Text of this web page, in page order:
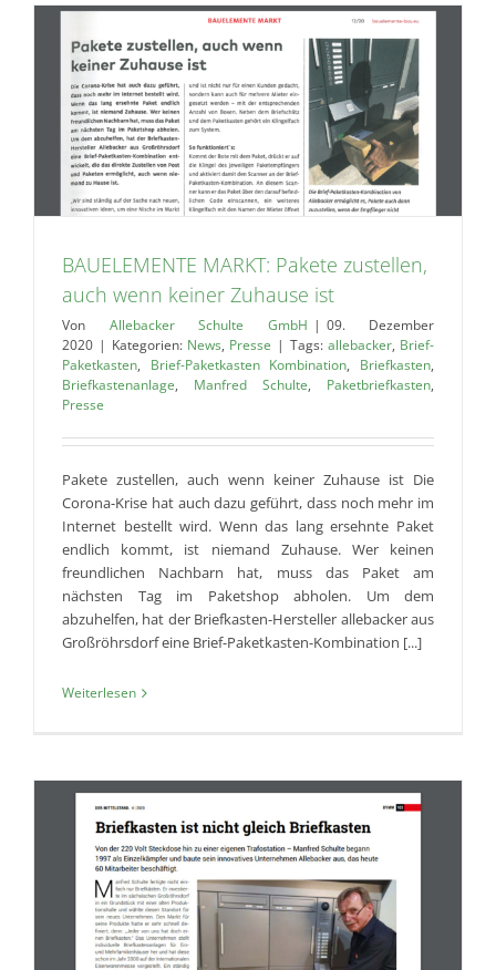
BAUELEMENTE MARKT: Pakete zustellen,
auch wenn keiner Zuhause ist
Von Allebacker Schulte GmbH | 09. Dezember
2020 | Kategorien: News, Presse | Tags: allebacker, Brief-
Paketkasten, Brief-Paketkasten Kombination, Briefkasten,
Briefkastenanlage, Manfred Schulte, Paketbriefkasten,
Presse
Pakete zustellen, auch wenn keiner Zuhause ist Die
Corona-Krise hat auch dazu geführt, dass noch mehr im
Internet bestellt wird. Wenn das lang ersehnte Paket
endlich kommt, ist niemand Zuhause. Wer keinen
freundlichen Nachbarn hat, muss das Paket am
nächsten Tag im Paketshop abholen. Um dem
abzuhelfen, hat der Briefkasten-Hersteller allebacker aus
Großröhrsdorf eine Brief-Paketkasten-Kombination [...]
Weiterlesen